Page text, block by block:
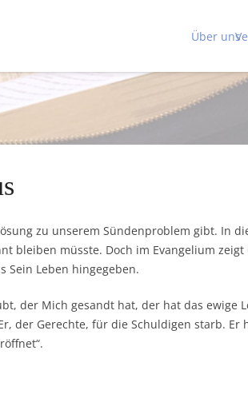
Über uns
zu unserem Sündenproblem gibt. In
bleiben müsste. Doch im Evangelium
Sein Leben hingegeben.
der Mich gesandt hat, der hat das ewige
der Gerechte, für die Schuldigen starb.